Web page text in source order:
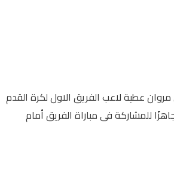
عطية لاعب الفريق الاول لكرة القدم
للمشاركة فى مباراة الفريق أمام